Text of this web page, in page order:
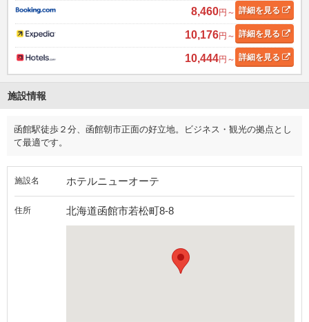
8,460円～ 詳細を見る
10,176円～ 詳細を見る
10,444円～ 詳細を見る
施設情報
函館駅徒歩２分、函館朝市正面の好立地。ビジネス・観光の拠点とし
て最適です。
施設名 ホテルニューオーテ
住所 北海道函館市若松町8-8